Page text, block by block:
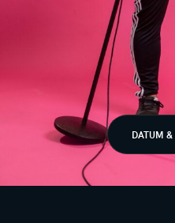
DATUM